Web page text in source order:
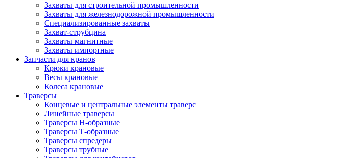
Захваты для строительной промышленности
Захваты для железнодорожной промышленности
Специализированные захваты
Захват-струбцина
Захваты магнитные
Захваты импортные
Запчасти для кранов
Крюки крановые
Весы крановые
Колеса крановые
Траверсы
Концевые и центральные элементы траверс
Линейные траверсы
Траверсы Н-образные
Траверсы Т-образные
Траверсы спредеры
Траверсы трубные